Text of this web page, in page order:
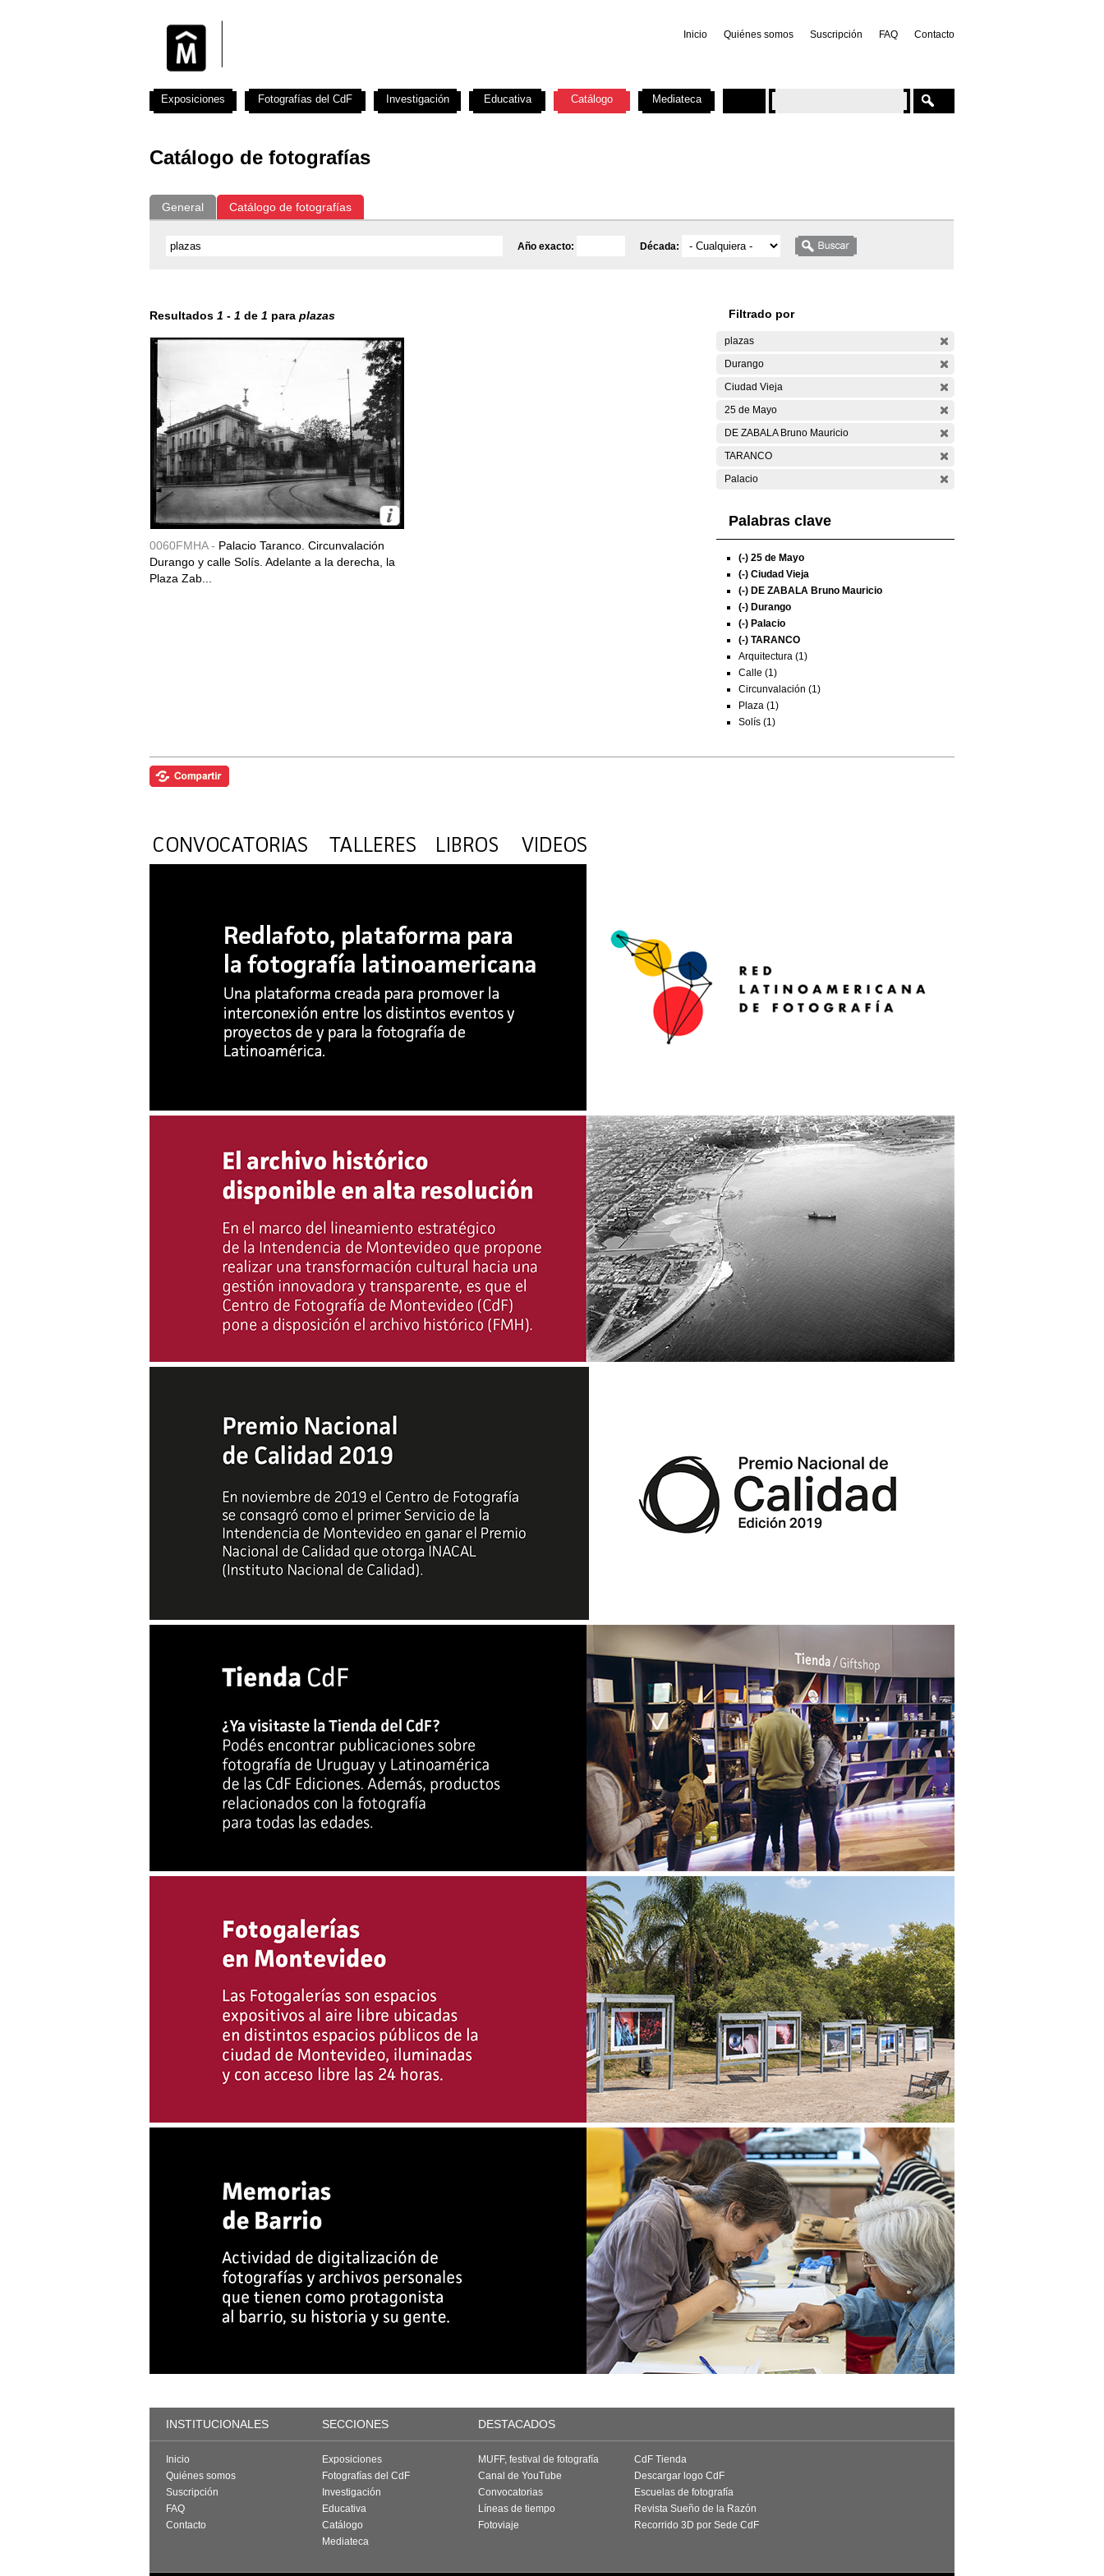
Inicio Quiénes somos Suscripción FAQ Contacto
Catálogo de fotografías
General Catálogo de fotografías
Año exacto: Década:
Resultados 1 - 1 de 1 para plazas
0060FMHA - Palacio Taranco. Circunvalación
Durango y calle Solís. Adelante a la derecha, la
Plaza Zab...
Filtrado por
plazas
Durango
Ciudad Vieja
25 de Mayo
DE ZABALA Bruno Mauricio
TARANCO
Palacio
Palabras clave
(-) 25 de Mayo
(-) Ciudad Vieja
(-) DE ZABALA Bruno Mauricio
(-) Durango
(-) Palacio
(-) TARANCO
Arquitectura (1)
Calle (1)
Circunvalación (1)
Plaza (1)
Solís (1)
Exposiciones Fotografías del CdF Investigación Educativa Catálogo Mediateca
INSTITUCIONALES SECCIONES DESTACADOS
Inicio
Quiénes somos
Suscripción
FAQ
Contacto
Exposiciones
Fotografías del CdF
Investigación
Educativa
Catálogo
Mediateca
MUFF, festival de fotografía
Canal de YouTube
Convocatorias
Líneas de tiempo
Fotoviaje
CdF Tienda
Descargar logo CdF
Escuelas de fotografía
Revista Sueño de la Razón
Recorrido 3D por Sede CdF